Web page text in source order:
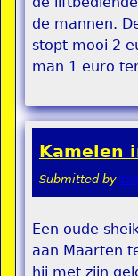
de mannen.
stopt mooi 2
man 1 euro
Kamelen
Submitted by
Een oude
aan Maarten
hij met zijn